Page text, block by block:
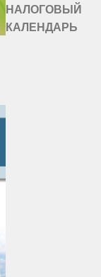
НАЛОГОВЫЙ
КАЛЕНДАРЬ